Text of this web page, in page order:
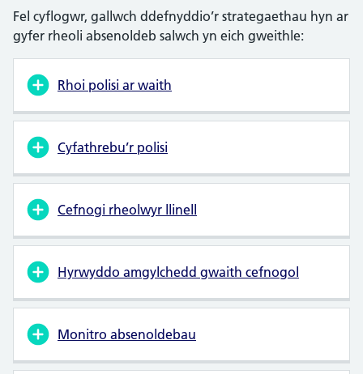
Fel cyflogwr, gallwch ddefnyddio’r strategaethau hyn ar
gyfer rheoli absenoldeb salwch yn eich gweithle:
Rhoi polisi ar waith
Cyfathrebu’r polisi
Cefnogi rheolwyr llinell
Hyrwyddo amgylchedd gwaith cefnogol
Monitro absenoldebau